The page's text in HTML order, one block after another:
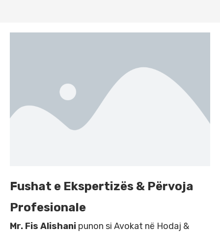
Fushat e Ekspertizës & Përvoja
Profesionale
Mr. Fis Alishani punon si Avokat në Hodaj &